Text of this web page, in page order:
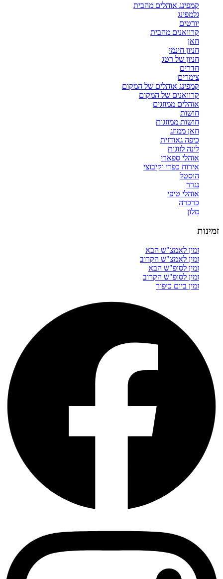
קמפינג אוהלים מהבית
גלמפינג
יורטים
קרוואנים מהבית
חאן
חניון חינמי
חניון של רטג
חדרים
צימרים
קמפינג אוהלים של המקום
קרוואנים של המקום
אוהלים ממוזגים
חושות
חושות ממוזגות
חאן ממוזג
כיפה גאודזית
לינה לזוגות
אוהלי ספארי
אירוח כפרי וקיבוצי
הוסטל
נגרר
אוהלי טיפי
כרכרה
מלון
זמינות
זמין לאמצ"ש הבא
זמין לאמצ"ש הקרוב
זמין לסופ"ש הבא
זמין לסופ"ש הקרוב
זמין ביום כיפור